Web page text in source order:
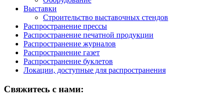
Выставки
Строительство выставочных стендов
Распространение прессы
Распространение печатной продукции
Распространение журналов
Распространение газет
Распространение буклетов
Локации, доступные для распространения
Свяжитесь с нами: